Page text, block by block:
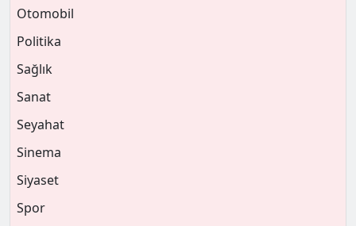
Otomobil
Politika
Sağlık
Sanat
Seyahat
Sinema
Siyaset
Spor